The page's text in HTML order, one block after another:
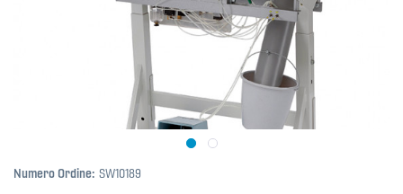
Numero Ordine: SW10189